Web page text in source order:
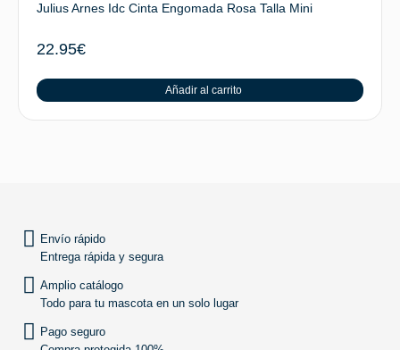
Julius Arnes Idc Cinta Engomada Rosa Talla Mini
22.95€
Añadir al carrito
Envío rápido
Entrega rápida y segura
Amplio catálogo
Todo para tu mascota en un solo lugar
Pago seguro